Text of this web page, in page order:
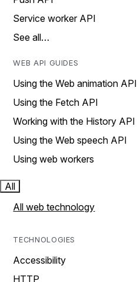
Service worker API
See all…
WEB API GUIDES
Using the Web animation API
Using the Fetch API
Working with the History API
Using the Web speech API
Using web workers
All
All web technology
TECHNOLOGIES
Accessibility
HTTP